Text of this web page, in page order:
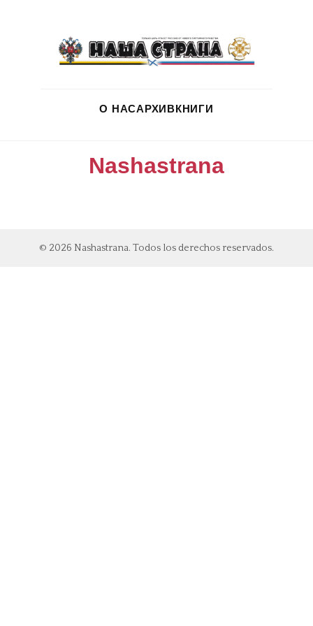
О НАСАРХИВКНИГИ
Nashastrana
© 2026 Nashastrana. Todos los derechos reservados.